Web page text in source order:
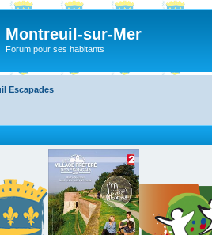
Montreuil-sur-Mer
Forum pour ses habitants
Escapades